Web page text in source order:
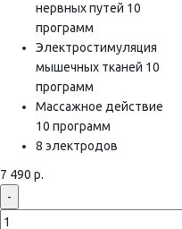
нервных путей 10
программ
Электростимуляция
мышечных тканей 10
программ
Массажное действие
10 программ
8 электродов
7 490 р.
-